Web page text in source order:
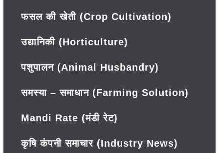
फसल की खेती (Crop Cultivation)
उद्यानिकी (Horticulture)
पशुपालन (Animal Husbandry)
समस्या – समाधान (Farming Solution)
Mandi Rate (मंडी रेट)
कृषि कंपनी समाचार (Industry News)